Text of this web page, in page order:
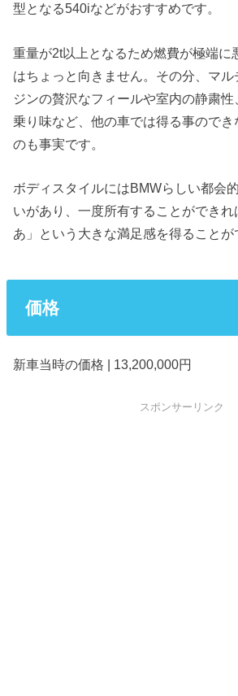
型となる540iなどがおすすめです。
重量が2t以上となるため燃費が極端に
はちょっと向きません。その分、マ
ジンの贅沢なフィールや室内の静粛
乗り味など、他の車では得る事のでき
のも事実です。
ボディスタイルにはBMWらしい都会
いがあり、一度所有することができれ
あ」という大きな満足感を得ることが
価格
新車当時の価格 | 13,200,000円
スポンサーリンク